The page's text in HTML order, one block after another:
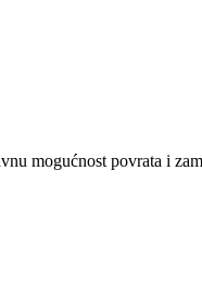
mogućnost povrata i